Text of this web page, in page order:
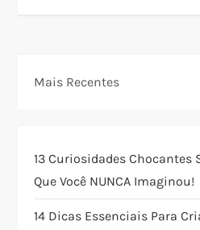
a
ã
o
Mais Recentes
13 Curiosidades Chocantes
Que Você NUNCA Imaginou!
14 Dicas Essenciais Para